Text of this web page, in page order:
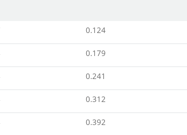
0.124
0.179
0.241
0.312
0.392